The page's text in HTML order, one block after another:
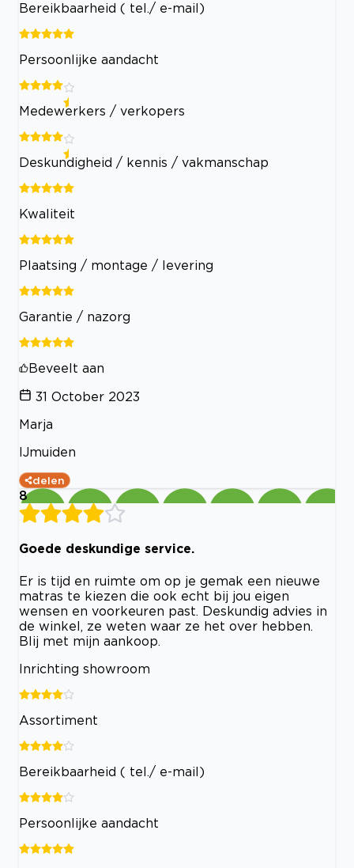
Bereikbaarheid ( tel./ e-mail)
Persoonlijke aandacht
Medewerkers / verkopers
Deskundigheid / kennis / vakmanschap
Kwaliteit
Plaatsing / montage / levering
Garantie / nazorg
Beveelt aan
31 October 2023
Marja
IJmuiden
delen
8
Goede deskundige service.
Er is tijd en ruimte om op je gemak een nieuwe
matras te kiezen die ook echt bij jou eigen
wensen en voorkeuren past. Deskundig advies in
de winkel, ze weten waar ze het over hebben.
Blij met mijn aankoop.
Inrichting showroom
Assortiment
Bereikbaarheid ( tel./ e-mail)
Persoonlijke aandacht